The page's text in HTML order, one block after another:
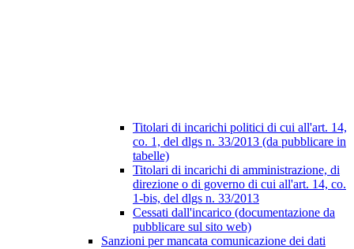
Titolari di incarichi politici di cui all'art. 14,
co. 1, del dlgs n. 33/2013 (da pubblicare in
tabelle)
Titolari di incarichi di amministrazione, di
direzione o di governo di cui all'art. 14, co.
1-bis, del dlgs n. 33/2013
Cessati dall'incarico (documentazione da
pubblicare sul sito web)
Sanzioni per mancata comunicazione dei dati